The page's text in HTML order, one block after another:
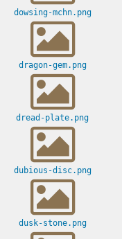
dowsing-mchn.png
dragon-gem.png
dread-plate.png
dubious-disc.png
dusk-stone.png